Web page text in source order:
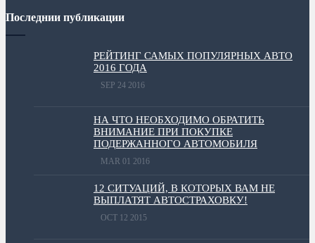
Последнии публикации
РЕЙТИНГ САМЫХ ПОПУЛЯРНЫХ АВТО
2016 ГОДА
SEP 24 2016
НА ЧТО НЕОБХОДИМО ОБРАТИТЬ
ВНИМАНИЕ ПРИ ПОКУПКЕ
ПОДЕРЖАННОГО АВТОМОБИЛЯ
MAR 01 2016
12 СИТУАЦИЙ, В КОТОРЫХ ВАМ НЕ
ВЫПЛАТЯТ АВТОСТРАХОВКУ!
OCT 12 2015